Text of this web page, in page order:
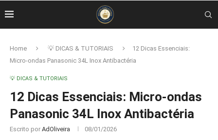
Home 💡 DICAS & TUTORIAIS
12 Dicas Essenciais:
Micro-ondas Panasonic 34L Inox Antibactéria
💡 DICAS & TUTORIAIS
12 Dicas Essenciais: Micro-ondas
Panasonic 34L Inox Antibactéria
Escrito por AdOliveira 08/01/2026